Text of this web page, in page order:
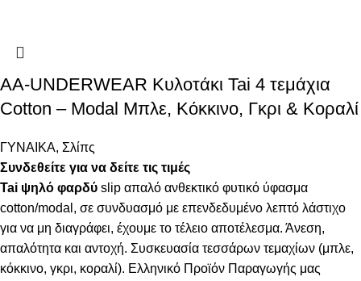
AA-UNDERWEAR Κυλοτάκι Tai 4 τεμάχια
Cotton – Modal Μπλε, Κόκκινο, Γκρι & Κοραλί
ΓΥΝΑΙΚΑ, Σλίπς
Συνδεθείτε για να δείτε τις τιμές
Tai ψηλό φαρδύ slip απαλό ανθεκτικό φυτικό ύφασμα
cotton/modal, σε συνδυασμό με επενδεδυμένο λεπτό λάστιχο
για να μη διαγράφει, έχουμε το τέλειο αποτέλεσμα. Άνεση,
απαλότητα και αντοχή. Συσκευασία τεσσάρων τεμαχίων (μπλε,
κόκκινο, γκρι, κοραλί). Ελληνικό Προϊόν Παραγωγής μας